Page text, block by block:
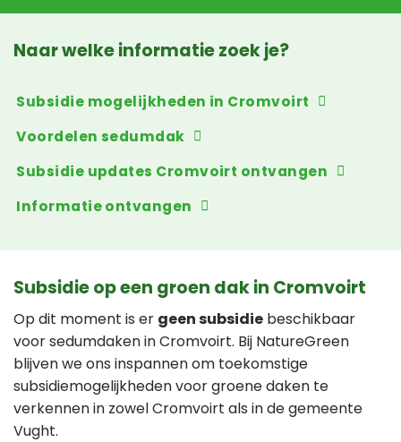
Naar welke informatie zoek je?
Subsidie mogelijkheden in Cromvoirt
Voordelen sedumdak
Subsidie updates Cromvoirt ontvangen
Informatie ontvangen
Subsidie op een groen dak in Cromvoirt
Op dit moment is er geen subsidie beschikbaar
voor sedumdaken in Cromvoirt. Bij NatureGreen
blijven we ons inspannen om toekomstige
subsidiemogelijkheden voor groene daken te
verkennen in zowel Cromvoirt als in de gemeente
Vught.